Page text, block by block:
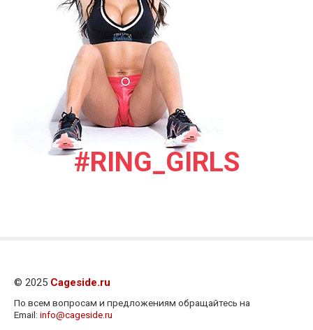
#RING_GIRLS
© 2025 Cageside.ru
По всем вопросам и предложениям обращайтесь на
Email: info@cageside.ru